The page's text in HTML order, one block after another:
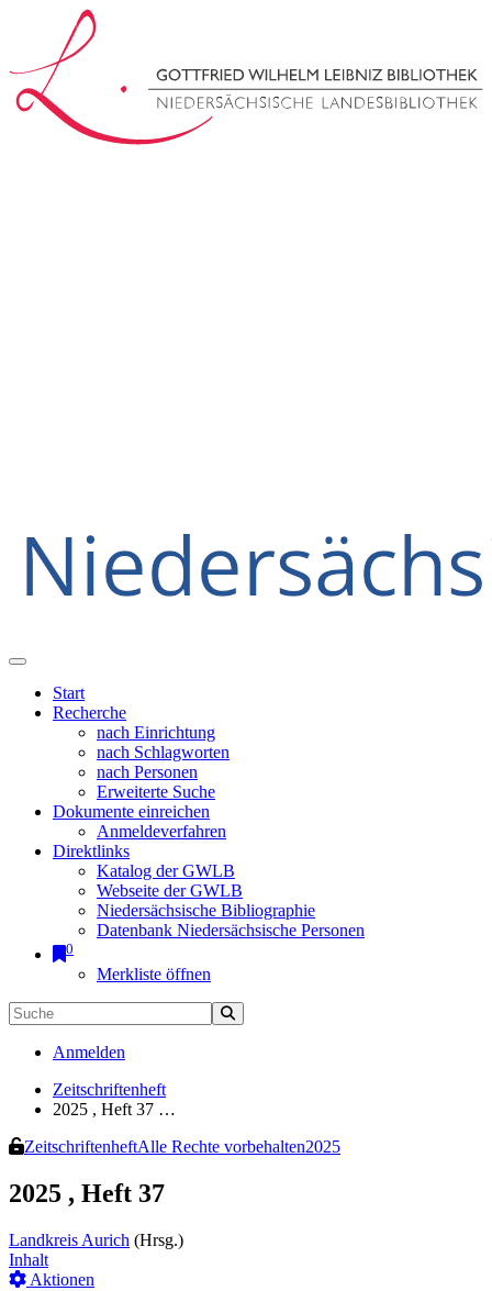
Start
Recherche
nach Einrichtung
nach Schlagworten
nach Personen
Erweiterte Suche
Dokumente einreichen
Anmeldeverfahren
Direktlinks
Katalog der GWLB
Webseite der GWLB
Niedersächsische Bibliographie
Datenbank Niedersächsische Personen
0
Merkliste öffnen
Anmelden
Zeitschriftenheft
2025 , Heft 37 …
ZeitschriftenheftAlle Rechte vorbehalten2025
2025 , Heft 37
Landkreis Aurich (Hrsg.)
Inhalt
Aktionen